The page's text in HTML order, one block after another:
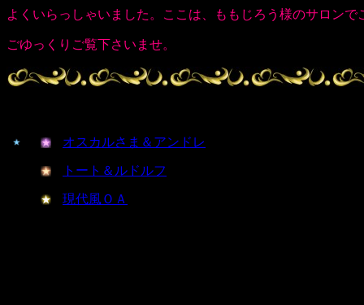
よくいらっしゃいました。ここは、ももじろう様のサロンで
ごゆっくりご覧下さいませ。
オスカルさま＆アンドレ
トート＆ルドルフ
現代風ＯＡ